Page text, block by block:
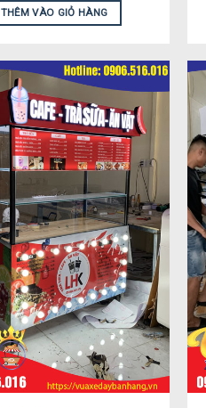
THÊM VÀO GIỎ HÀNG